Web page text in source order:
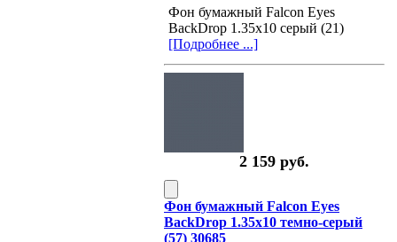
Фон бумажный Falcon Eyes
BackDrop 1.35x10 серый (21)
[Подробнее ...]
2 159 руб.
Фон бумажный Falcon Eyes
BackDrop 1.35x10 темно-серый
(57) 30685